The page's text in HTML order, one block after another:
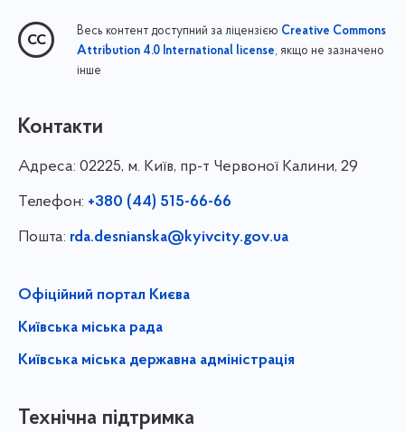
Весь контент доступний за ліцензією Creative Commons
Attribution 4.0 International license, якщо не зазначено
інше
Контакти
Адреса: 02225, м. Київ, пр-т Червоної Калини, 29
Телефон: +380 (44) 515-66-66
Пошта: rda.desnianska@kyivcity.gov.ua
Офіційний портал Києва
Київська міська рада
Київська міська державна адміністрація
Технічна підтримка